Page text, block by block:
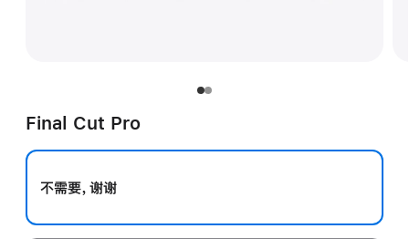
Final Cut Pro
不需要，谢谢